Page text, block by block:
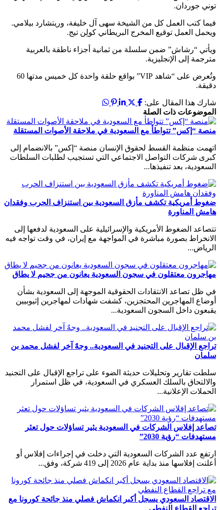
توني جوردان.
فيما كتب العمل كل من الشيخة سهى آل خليفة، وريتشارد بيلامي.
ويحمل العمل توقيع المخرج البريطاني كولِن تيج.
ويأتي “رشاش” ضمن سلسلة من ثمانية أجزاء ناطقة بالعربية
مترجمة إلى الإنجليزية.
وتُعرض على “شاهد VIP” بواقع حلقة واحدة كل خميس مدتها 60
دقيقة.
شارك هذا المقال على:
الموضوعات ذات الصلة
منصة “إكس” تتواطأ مع السعودية في ملاحقة الأصوات المستقلة
اتهمت منظمة القسط لحقوق الإنسان منصة “إكس” بالانضمام إلى
كبرى شركات التواصل الاجتماعي التي تستجيب لطلبات السلطات
السعودية، بعد تنفيذها...
ضغوط أمريكية تكشف مأزق السعودية بين استنزاف الحرب وفقدان
هامش المناورة
تتصاعد الضغوط الأمريكية والإسرائيلية على السعودية لدفعها إلى
الانخراط بصورة مباشرة في المواجهة مع إيران، في وقت تواجه فيه
الرياض...
مهاجرون معتقلون في سجون السعودية يعانون من جحيم لا يطاق
في ظل تصاعد الانتقادات الحقوقية الموجهة إلى السعودية بشأن
أوضاع المهاجرين المحتجزين، كشفت شهادات لمهاجرين إثيوبيين
يقبعون داخل السجون السعودية...
تراجع الإقبال على التجنيد في السعودية.. وجهٌ آخر لفشل محمد بن
سلمان
سلطت تقارير وتحليلات حديثة الضوء على تراجع الإقبال على التجنيد
والالتحاق بالسلك العسكري في السعودية، في ظل استمرار
الحملات الإعلانية...
تصاعد إفلاس الشركات في السعودية يثير تساؤلات حول تعثر
مستهدفات “رؤية 2030”
ارتفع عدد الشركات السعودية التي دخلت في إجراءات إفلاس أو
أعلنت إفلاسها منذ بداية عام 2026 إلى 419 شركة، وفق...
الاقتصاد السعودي يسجل أكبر انكماش فصلي منذ جائحة كورونا مع
تراجع القطاع النفطي